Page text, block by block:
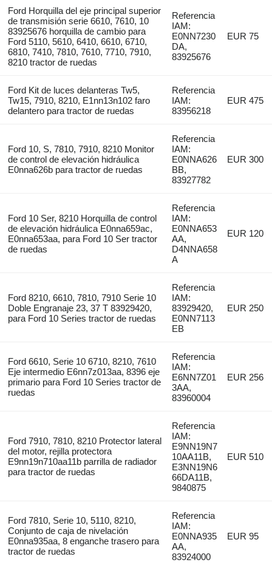
Ford Horquilla del eje principal superior
de transmisión serie 6610, 7610, 10
83925676 horquilla de cambio para
Ford 5110, 5610, 6410, 6610, 6710,
6810, 7410, 7810, 7610, 7710, 7910,
8210 tractor de ruedas
Referencia
IAM:
E0NN7230
DA,
83925676
EUR 75
Ford Kit de luces delanteras Tw5,
Tw15, 7910, 8210, E1nn13n102 faro
delantero para tractor de ruedas
Referencia
IAM:
83956218
EUR 475
Ford 10, S, 7810, 7910, 8210 Monitor
de control de elevación hidráulica
E0nna626b para tractor de ruedas
Referencia
IAM:
E0NNA626
BB,
83927782
EUR 300
Ford 10 Ser, 8210 Horquilla de control
de elevación hidráulica E0nna659ac,
E0nna653aa, para Ford 10 Ser tractor
de ruedas
Referencia
IAM:
E0NNA653
AA,
D4NNA658
A
EUR 120
Ford 8210, 6610, 7810, 7910 Serie 10
Doble Engranaje 23, 37 T 83929420,
para Ford 10 Series tractor de ruedas
Referencia
IAM:
83929420,
E0NN7113
EB
EUR 250
Ford 6610, Serie 10 6710, 8210, 7610
Eje intermedio E6nn7z013aa, 8396 eje
primario para Ford 10 Series tractor de
ruedas
Referencia
IAM:
E6NN7Z01
3AA,
83960004
EUR 256
Ford 7910, 7810, 8210 Protector lateral
del motor, rejilla protectora
E9nn19n710aa11b parrilla de radiador
para tractor de ruedas
Referencia
IAM:
E9NN19N7
10AA11B,
E3NN19N6
66DA11B,
9840875
EUR 510
Ford 7810, Serie 10, 5110, 8210,
Conjunto de caja de nivelación
E0nna935aa, 8 enganche trasero para
tractor de ruedas
Referencia
IAM:
E0NNA935
AA,
83924000
EUR 95